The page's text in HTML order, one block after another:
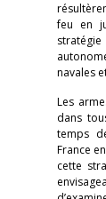
feu en
navales
Les
dans
temps
France
cette